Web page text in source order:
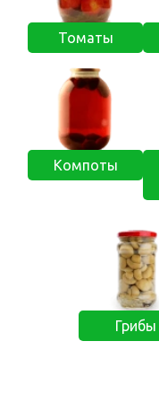
Томаты
Компоты
Грибы